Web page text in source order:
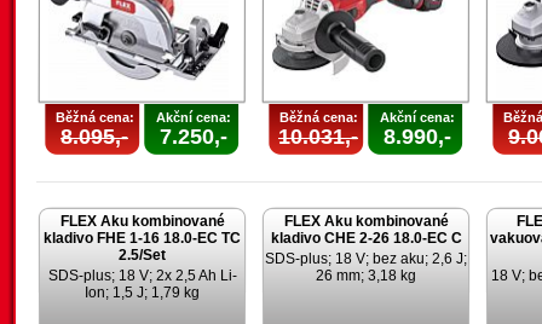
Běžná cena:
8.095,-
Akční cena:
7.250,-
Běžná cena:
10.031,-
Akční cena:
8.990,-
FLEX Aku kombinované
kladivo FHE 1-16 18.0-EC TC
2.5/Set
SDS-plus; 18 V; 2x 2,5 Ah Li-
Ion; 1,5 J; 1,79 kg
FLEX Aku kombinované
kladivo CHE 2-26 18.0-EC C
SDS-plus; 18 V; bez aku; 2,6 J;
26 mm; 3,18 kg
18 V;